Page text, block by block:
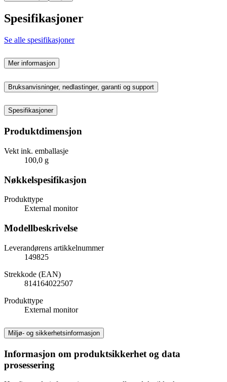
Spesifikasjoner
Se alle spesifikasjoner
Mer informasjon
Bruksanvisninger, nedlastinger, garanti og support
Spesifikasjoner
Produktdimensjon
Vekt ink. emballasje
100,0 g
Nøkkelspesifikasjon
Produkttype
External monitor
Modellbeskrivelse
Leverandørens artikkelnummer
149825
Strekkode (EAN)
814164022507
Produkttype
External monitor
Miljø- og sikkerhetsinformasjon
Informasjon om produktsikkerhet og data
prosessering